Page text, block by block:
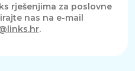
rješenjima za poslovne
nas na e-mail
.